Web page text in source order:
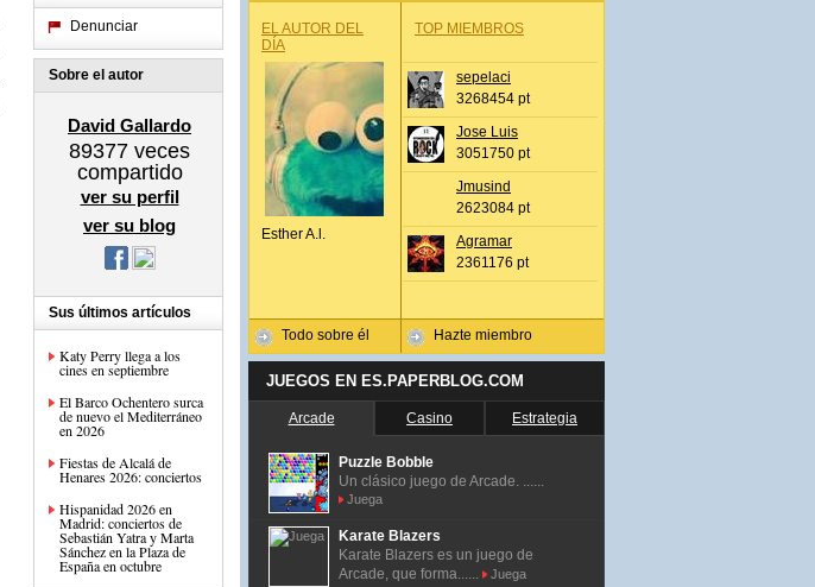
Denunciar
Sobre el autor
David Gallardo
89377 veces
compartido
ver su perfil
ver su blog
Sus últimos artículos
Katy Perry llega a los
cines en septiembre
El Barco Ochentero surca
de nuevo el Mediterráneo
en 2026
Fiestas de Alcalá de
Henares 2026: conciertos
Hispanidad 2026 en
Madrid: conciertos de
Sebastián Yatra y Marta
Sánchez en la Plaza de
España en octubre
EL AUTOR DEL
DÍA
Esther A.l.
Todo sobre él
TOP MIEMBROS
sepelaci
3268454 pt
Jose Luis
3051750 pt
Jmusind
2623084 pt
Agramar
2361176 pt
Hazte miembro
JUEGOS EN ES.PAPERBLOG.COM
Arcade Casino Estrategia
Puzzle Bobble
Un clásico juego de Arcade. ......
Juega
Karate Blazers
Karate Blazers es un juego de
Arcade, que forma......
Juega